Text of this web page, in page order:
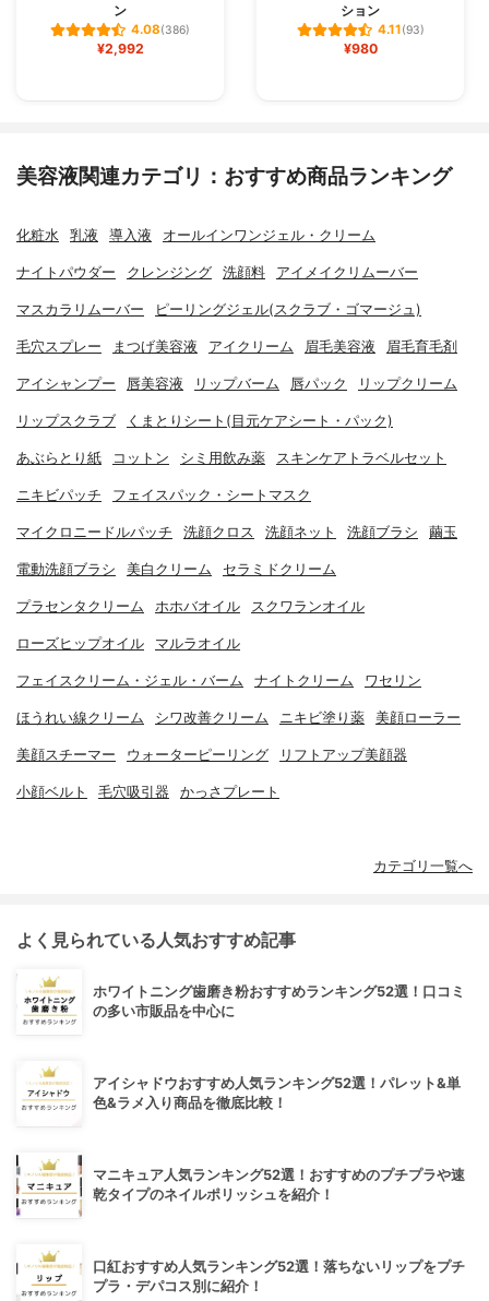
ン
4.08(386)
¥2,992
ション
4.11(93)
¥980
美容液関連カテゴリ：おすすめ商品ランキング
化粧水 乳液 導入液 オールインワンジェル・クリーム
ナイトパウダー クレンジング 洗顔料 アイメイクリムーバー
マスカラリムーバー ピーリングジェル(スクラブ・ゴマージュ)
毛穴スプレー まつげ美容液 アイクリーム 眉毛美容液 眉毛育毛剤
アイシャンプー 唇美容液 リップバーム 唇パック リップクリーム
リップスクラブ くまとりシート(目元ケアシート・パック)
あぶらとり紙 コットン シミ用飲み薬 スキンケアトラベルセット
ニキビパッチ フェイスパック・シートマスク
マイクロニードルパッチ 洗顔クロス 洗顔ネット 洗顔ブラシ 繭玉
電動洗顔ブラシ 美白クリーム セラミドクリーム
プラセンタクリーム ホホバオイル スクワランオイル
ローズヒップオイル マルラオイル
フェイスクリーム・ジェル・バーム ナイトクリーム ワセリン
ほうれい線クリーム シワ改善クリーム ニキビ塗り薬 美顔ローラー
美顔スチーマー ウォーターピーリング リフトアップ美顔器
小顔ベルト 毛穴吸引器 かっさプレート
カテゴリ一覧へ
よく見られている人気おすすめ記事
ホワイトニング歯磨き粉おすすめランキング52選！口コミ
の多い市販品を中心に
アイシャドウおすすめ人気ランキング52選！パレット&単
色&ラメ入り商品を徹底比較！
マニキュア人気ランキング52選！おすすめのプチプラや速
乾タイプのネイルポリッシュを紹介！
口紅おすすめ人気ランキング52選！落ちないリップをプチ
プラ・デパコス別に紹介！